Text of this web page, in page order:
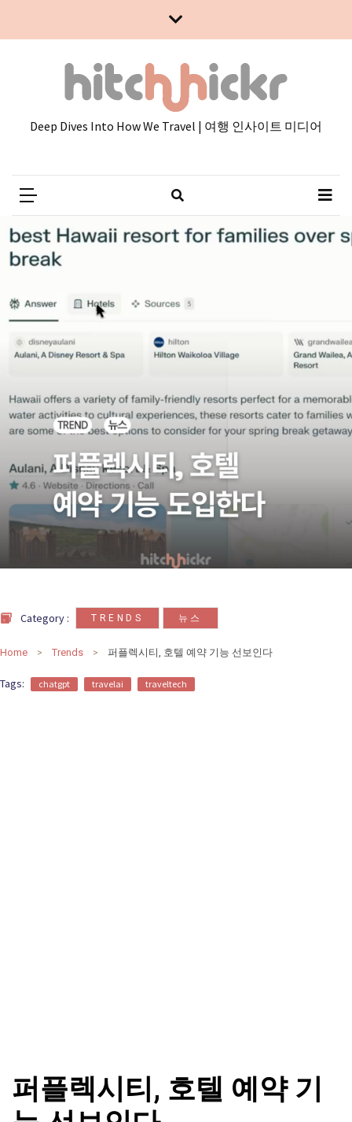
테
고
리
칼럼
92
인터뷰3
Deep Dives Into How We Travel | 여행 인사이트 미디어
Category : TRENDS 뉴스
Home Trends 퍼플렉시티, 호텔 예약 기능 선보인다
Tags: chatgpt travelai traveltech
퍼플렉시티, 호텔 예약 기